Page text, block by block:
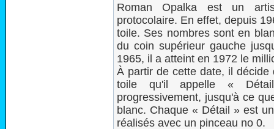
Roman Opalka est un
protocolaire. En effet, depuis
toile. Ses nombres sont en
du coin supérieur gauche
1965, il a atteint en 1972 le
À partir de cette date, il
toile qu'il appelle «
progressivement, jusqu'à ce
blanc. Chaque « Détail » est
réalisés avec un pinceau no 0.